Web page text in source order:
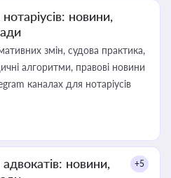
новини,
змін, судова практика,
алгоритми, правові новини
каналах для нотаріусів
новини,
+5